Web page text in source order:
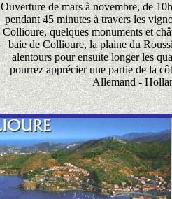
Ouverture de mars à novembre, de
pendant 45 minutes à travers les
Collioure, quelques monuments et
baie de Collioure, la plaine du
alentours pour ensuite longer les
pourrez apprécier une partie de la
Allemand -